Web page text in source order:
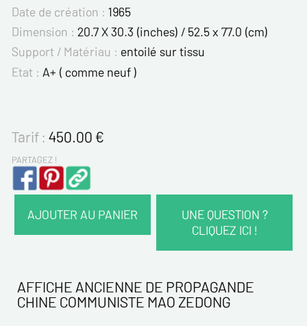
Date de création : 1965
Dimension : 20.7 X 30.3 (inches) / 52.5 x 77.0 (cm)
Support / Matériau : entoilé sur tissu
Etat : A+ ( comme neuf )
Tarif : 450.00€
PARTAGEZ !
AJOUTER AU PANIER
UNE QUESTION ?
CLIQUEZ ICI !
Nom*
AFFICHE ANCIENNE DE PROPAGANDE
CHINE COMMUNISTE MAO ZEDONG